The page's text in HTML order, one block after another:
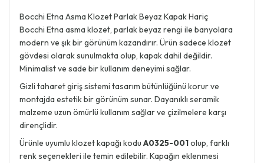
Bocchi Etna Asma Klozet Parlak Beyaz Kapak Hariç
Bocchi Etna asma klozet, parlak beyaz rengi ile banyolara
modern ve şık bir görünüm kazandırır. Ürün sadece klozet
gövdesi olarak sunulmakta olup, kapak dahil değildir.
Minimalist ve sade bir kullanım deneyimi sağlar.
Gizli taharet giriş sistemi tasarım bütünlüğünü korur ve
montajda estetik bir görünüm sunar. Dayanıklı seramik
malzeme uzun ömürlü kullanım sağlar ve çizilmelere karşı
dirençlidir.
Ürünle uyumlu klozet kapağı kodu A0325-001olup, farklı
renk seçenekleri ile temin edilebilir. Kapağın eklenmesi